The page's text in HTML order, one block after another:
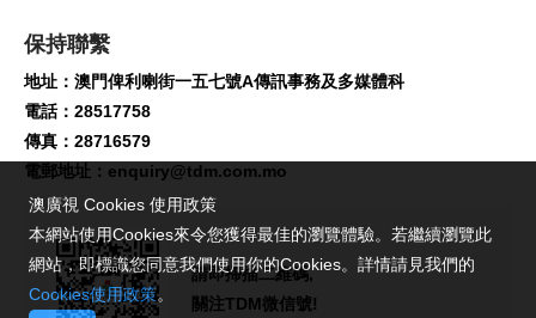
保持聯繫
地址：澳門俾利喇街一五七號A傳訊事務及多媒體科
電話：28517758
傳真：28716579
電郵地址： enquiry@tdm.com.mo
請即掃描二維碼,
關注TDM微信號!
澳廣視 Cookies 使用政策
本網站使用Cookies來令您獲得最佳的瀏覽體驗。若繼續瀏覽此
網站，即標識您同意我們使用你的Cookies。詳情請見我們的
Cookies使用政策。